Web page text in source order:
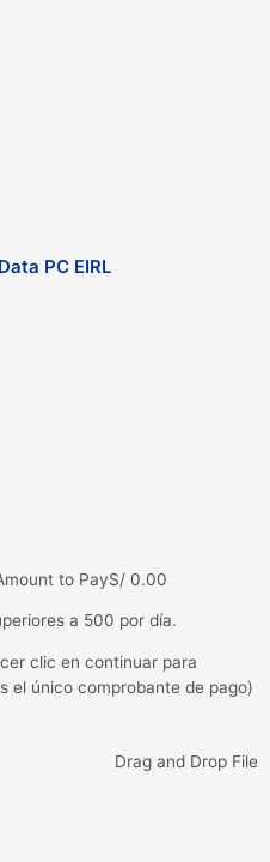
PC EIRL
to PayS/ 0.00
a 500 por día.
clic en continuar para
el único comprobante de pago)
Drag and Drop File